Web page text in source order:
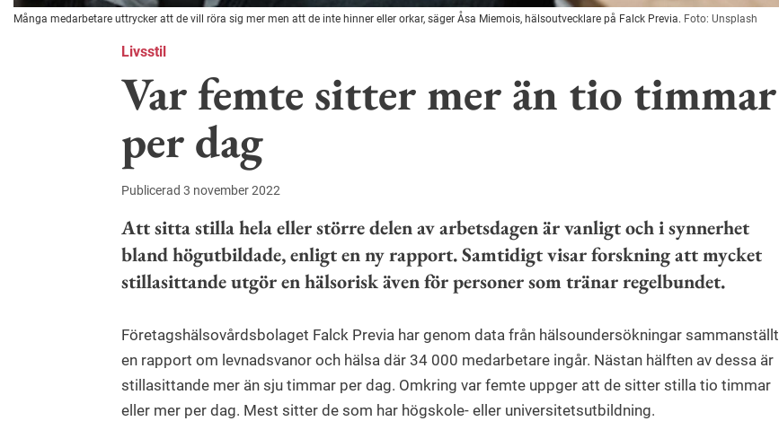
Många medarbetare uttrycker att de vill röra sig mer men att de inte hinner eller orkar, säger Åsa Miemois, hälsoutvecklare på Falck Previa. Foto: Unsplash
Livsstil
Var femte sitter mer än tio timmar
per dag
Publicerad 3 november 2022
Att sitta stilla hela eller större delen av arbetsdagen är vanligt och i synnerhet
bland högutbildade, enligt en ny rapport. Samtidigt visar forskning att mycket
stillasittande utgör en hälsorisk även för personer som tränar regelbundet.
Företagshälsovårdsbolaget Falck Previa har genom data från hälsoundersökningar sammanställt
en rapport om levnadsvanor och hälsa där 34 000 medarbetare ingår. Nästan hälften av dessa är
stillasittande mer än sju timmar per dag. Omkring var femte uppger att de sitter stilla tio timmar
eller mer per dag. Mest sitter de som har högskole- eller universitetsutbildning.